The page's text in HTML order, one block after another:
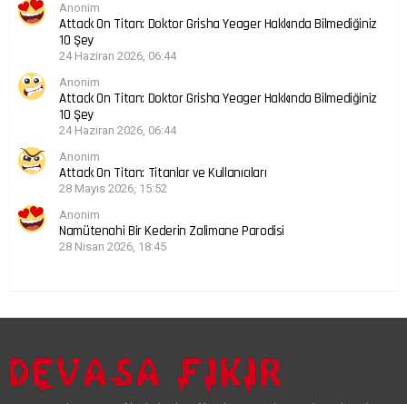
Anonim
Attack On Titan: Doktor Grisha Yeager Hakkında Bilmediğiniz
10 Şey
24 Haziran 2026, 06:44
Anonim
Attack On Titan: Doktor Grisha Yeager Hakkında Bilmediğiniz
10 Şey
24 Haziran 2026, 06:44
Anonim
Attack On Titan: Titanlar ve Kullanıcıları
28 Mayıs 2026, 15:52
Anonim
Namütenahi Bir Kederin Zalimane Parodisi
28 Nisan 2026, 18:45